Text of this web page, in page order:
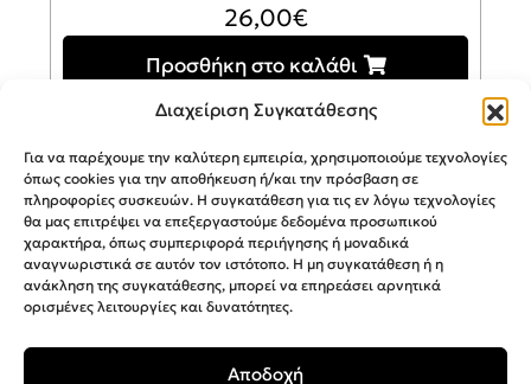
Διαχείριση Συγκατάθεσης
Για να παρέχουμε την καλύτερη εμπειρία, χρησιμοποιούμε τεχνολογίες
όπως cookies για την αποθήκευση ή/και την πρόσβαση σε
πληροφορίες συσκευών. Η συγκατάθεση για τις εν λόγω τεχνολογίες
θα μας επιτρέψει να επεξεργαστούμε δεδομένα προσωπικού
χαρακτήρα, όπως συμπεριφορά περιήγησης ή μοναδικά
αναγνωριστικά σε αυτόν τον ιστότοπο. Η μη συγκατάθεση ή η
ανάκληση της συγκατάθεσης, μπορεί να επηρεάσει αρνητικά
ορισμένες λειτουργίες και δυνατότητες.
Αποδοχή
26,00€
Προσθήκη στο καλάθι